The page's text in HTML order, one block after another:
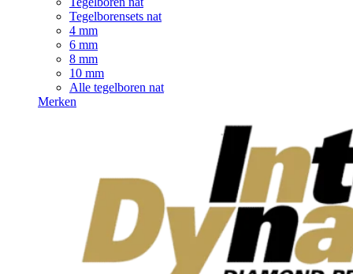
Tegelborensets nat
4 mm
6 mm
8 mm
10 mm
Alle tegelboren nat
Merken